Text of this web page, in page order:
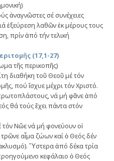
ἀναγνῶστες σέ συνέχειες
ἐξεύρεση λαθῶν ἐκ μέρους τους
πρίν ἀπό τήν τελική
(17,1-27)
τῆς περικοπῆς)
διαθήκη τοῦ Θεοῦ μέ τόν
πού ἴσχυε μέχρι τόν Χριστό.
νά μή φᾶνε ἀπό
θά τούς ἔχει πάντα στόν
τόν Νῶε νά μή φονεύουν οἱ
αἷμα ζώων καί ὁ Θεός δέν
Ὕστερα ἀπό δέκα τρία
κεφάλαιο ὁ Θεός